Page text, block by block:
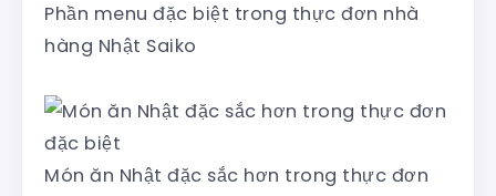
Phần menu đặc biệt trong thực đơn nhà
hàng Nhật Saiko
Món ăn Nhật đặc sắc hơn trong thực đơn